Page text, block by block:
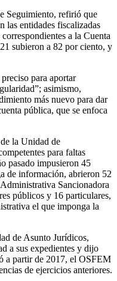
Seguimiento, refirió que
las entidades fiscalizadas
a la Cuenta
subieron a 82 por ciento, y
para aportar
asimismo,
más nuevo para dar
pública, que se enfoca
la Unidad de
para faltas
pasado impusieron 45
de información, abrieron 52
Sancionadora
públicos y 16 particulares,
el que imponga la
de Asunto Jurídicos,
a sus expedientes y dijo
a partir de 2017, el OSFEM
de ejercicios anteriores.